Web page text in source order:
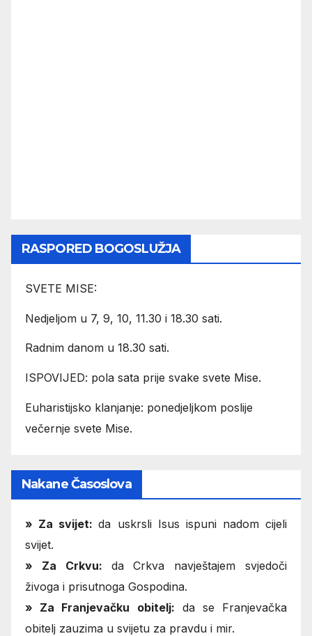
RASPORED BOGOSLUŽJA
SVETE MISE:
Nedjeljom u 7, 9, 10, 11.30 i 18.30 sati.
Radnim danom u 18.30 sati.
ISPOVIJED: pola sata prije svake svete Mise.
Euharistijsko klanjanje: ponedjeljkom poslije
večernje svete Mise.
Nakane Časoslova
» Za svijet:da uskrsli Isus ispuni nadom cijeli
svijet.
» Za Crkvu: da Crkva navještajem svjedoči
živoga i prisutnoga Gospodina.
» Za Franjevačku obitelj: da se Franjevačka
obitelj zauzima u svijetu za pravdu i mir.